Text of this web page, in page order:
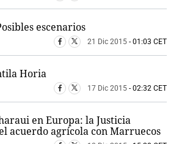
escenarios
21 Dic 2015 - 01:03 CET
Horia
17 Dic 2015 - 02:32 CET
en Europa: la Justicia
acuerdo agrícola con Marruecos